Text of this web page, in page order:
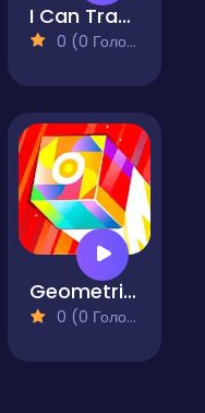
I Can Transform
0 (0 Голосів)
Geometrical Dash
0 (0 Голосів)